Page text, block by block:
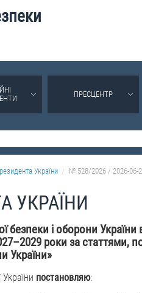
ПРЕСЦЕНТР
України № 528/2026 / 2026-06-
УКРАЇНИ
безпеки і оборони України
роки за статтями,
України»
України постановляю: